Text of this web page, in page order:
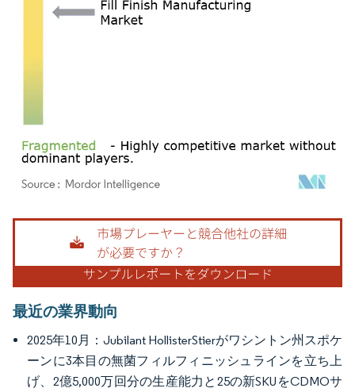
画像 © Mordor Intelligence。再利用にはCC BY 4.0の表示が必要です。
最近の業界動向
2025年10月：Jubilant HollisterStierがワシントン州スポケ
ーンに3本目の無菌フィルフィニッシュラインを立ち上
げ、2億5,000万回分の生産能力と25の新SKUをCDMOサ